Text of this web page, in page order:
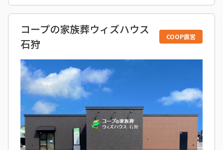
コープの家族葬ウィズハウス
石狩
COOP直営